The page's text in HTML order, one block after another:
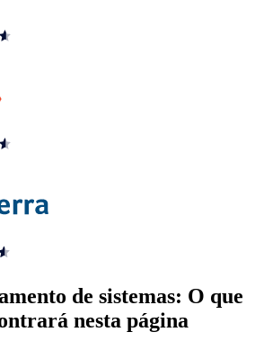
de sistemas: O que
nesta página